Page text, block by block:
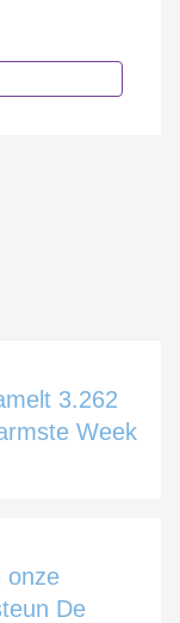
3.262
Week
onze
De